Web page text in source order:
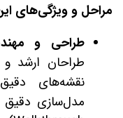
مراحل و ویژگی‌های
طراحی و
طراحان ارشد
نقشه‌های